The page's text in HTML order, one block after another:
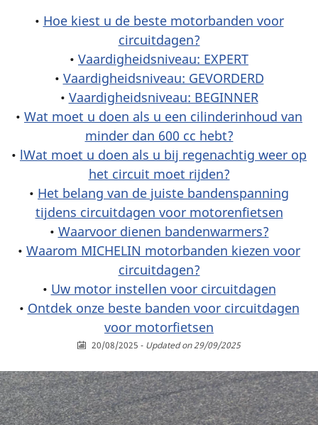
• Hoe kiest u de beste motorbanden voor
circuitdagen?
• Vaardigheidsniveau: EXPERT
• Vaardigheidsniveau: GEVORDERD
• Vaardigheidsniveau: BEGINNER
• Wat moet u doen als u een cilinderinhoud van
minder dan 600 cc hebt?
• lWat moet u doen als u bij regenachtig weer op
het circuit moet rijden?
• Het belang van de juiste bandenspanning
tijdens circuitdagen voor motorenfietsen
• Waarvoor dienen bandenwarmers?
• Waarom MICHELIN motorbanden kiezen voor
circuitdagen?
• Uw motor instellen voor circuitdagen
• Ontdek onze beste banden voor circuitdagen
voor motorfietsen
20/08/2025 - Updated on 29/09/2025